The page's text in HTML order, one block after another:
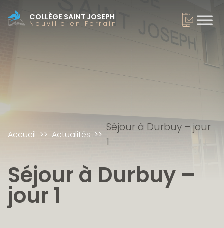
COLLÈGE SAINT JOSEPH
Neuville en Ferrain
Accueil Actualités
Séjour à Durbuy – jour
1
Séjour à Durbuy –
jour 1